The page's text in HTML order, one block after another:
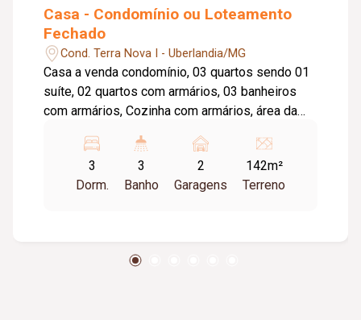
Casa - Condomínio ou Loteamento
Fechado
Cond. Terra Nova I - Uberlandia/MG
Casa a venda condomínio, 03 quartos sendo 01
suíte, 02 quartos com armários, 03 banheiros
com armários, Cozinha com armários, área da
fogão a lenha, lustres. Condomínio com área de
visita e realize o sonho da casa própria.
3
Dorm.
3
Banho
2
Garagens
142m²
Terreno